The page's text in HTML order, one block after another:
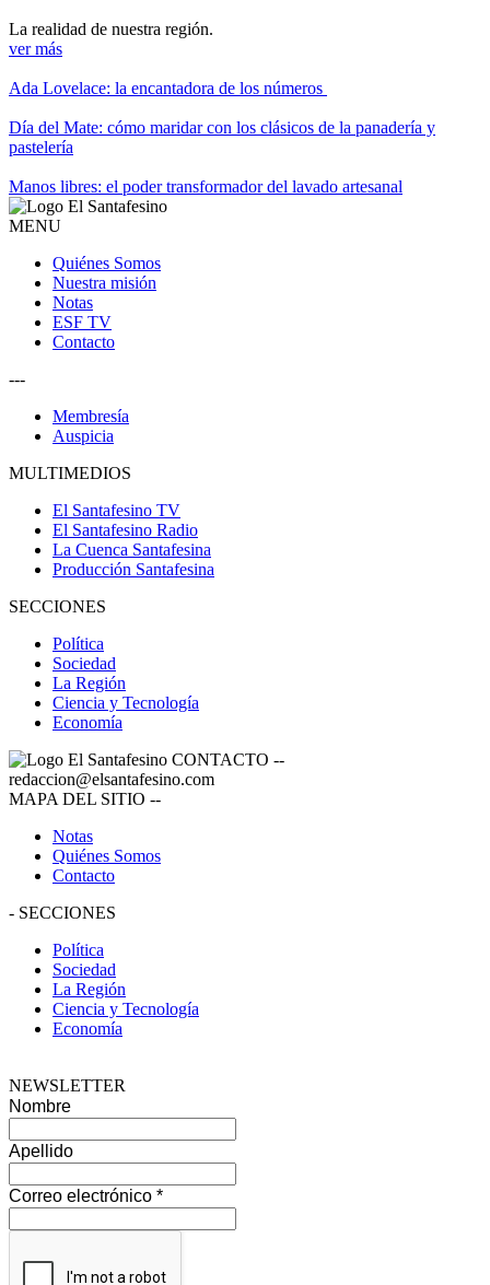
La realidad de nuestra región.
ver más
Ada Lovelace: la encantadora de los números
Día del Mate: cómo maridar con los clásicos de la panadería y
pastelería
Manos libres: el poder transformador del lavado artesanal
MENU
Quiénes Somos
Nuestra misión
Notas
ESF TV
Contacto
---
Membresía
Auspicia
MULTIMEDIOS
El Santafesino TV
El Santafesino Radio
La Cuenca Santafesina
Producción Santafesina
SECCIONES
Política
Sociedad
La Región
Ciencia y Tecnología
Economía
CONTACTO --
redaccion@elsantafesino.com
MAPA DEL SITIO --
Notas
Quiénes Somos
Contacto
- SECCIONES
Política
Sociedad
La Región
Ciencia y Tecnología
Economía
NEWSLETTER
Nombre
Apellido
Correo electrónico *